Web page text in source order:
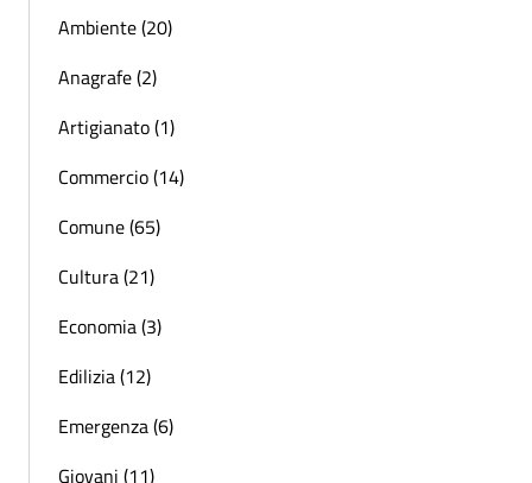
Ambiente (20)
Anagrafe (2)
Artigianato (1)
Commercio (14)
Comune (65)
Cultura (21)
Economia (3)
Edilizia (12)
Emergenza (6)
Giovani (11)